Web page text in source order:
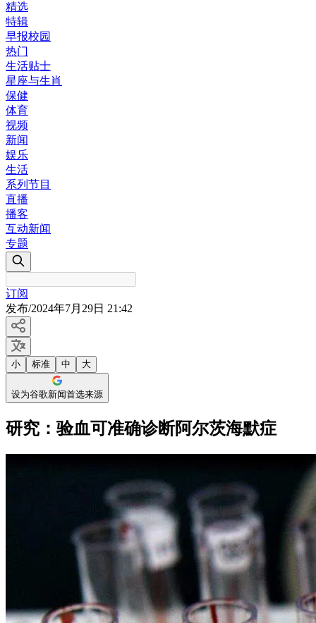
精选
特辑
早报校园
热门
生活贴士
星座与生肖
保健
体育
视频
新闻
娱乐
生活
系列节目
直播
播客
互动新闻
专题
订阅
发布/2024年7月29日 21:42
小 标准 中 大
设为谷歌新闻首选来源
研究：验血可准确诊断阿尔茨海默症